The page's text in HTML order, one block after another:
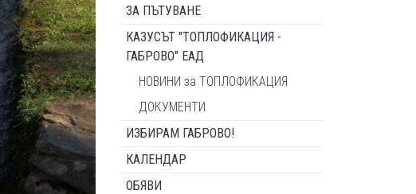
ЗА ПЪТУВАНЕ
КАЗУСЪТ "ТОПЛОФИКАЦИЯ -
ГАБРОВО" ЕАД
НОВИНИ за ТОПЛОФИКАЦИЯ
ДОКУМЕНТИ
ИЗБИРАМ ГАБРОВО!
КАЛЕНДАР
ОБЯВИ